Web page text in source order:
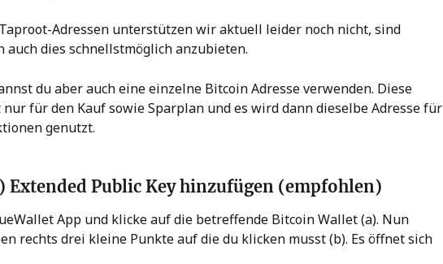
Taproot-Adressen unterstützen wir aktuell leider noch nicht, sind
auch dies schnellstmöglich anzubieten.
du aber auch eine einzelne Bitcoin Adresse verwenden. Diese
für den Kauf sowie Sparplan und es wird dann dieselbe Adresse für
genutzt.
Extended Public Key hinzufügen (empfohlen)
App und klicke auf die betreffende Bitcoin Wallet (a). Nun
rechts drei kleine Punkte auf die du klicken musst (b). Es öffnet sich